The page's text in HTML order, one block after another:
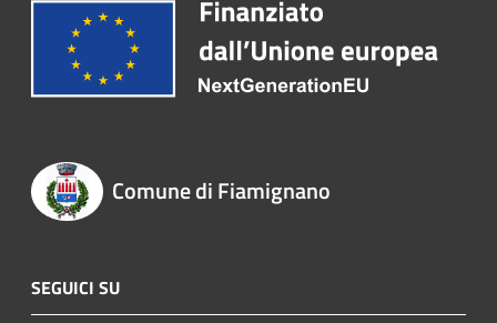
Comune di Fiamignano
SEGUICI SU